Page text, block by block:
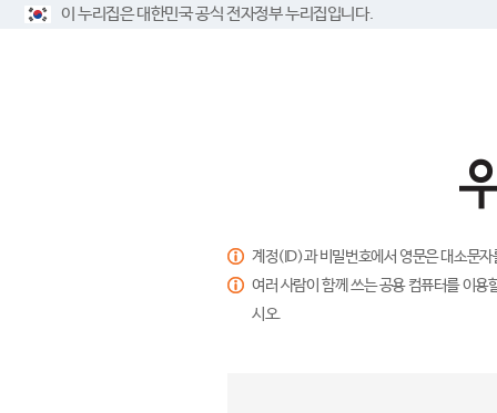
이 누리집은 대한민국 공식 전자정부 누리집입니다.
계정(ID)과 비밀번호에서 영문은 대소문
여러 사람이 함께 쓰는 공용 컴퓨터를 이
시오.